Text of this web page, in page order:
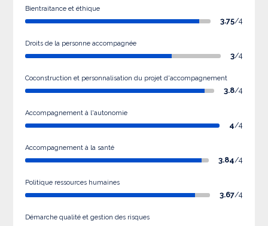
Bientraitance et éthique
3.75/4
Droits de la personne accompagnée
3/4
Coconstruction et personnalisation du projet d'accompagnement
3.8/4
Accompagnement à l'autonomie
4/4
Accompagnement à la santé
3.84/4
Politique ressources humaines
3.67/4
Démarche qualité et gestion des risques